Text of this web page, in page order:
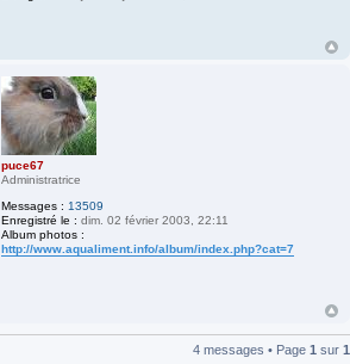
puce67
Administratrice
Messages : 13509
Enregistré le : dim. 02 février 2003, 22:11
Album photos :
http://www.aqualiment.info/album/index.php?cat=7
4 messages • Page 1 sur 1